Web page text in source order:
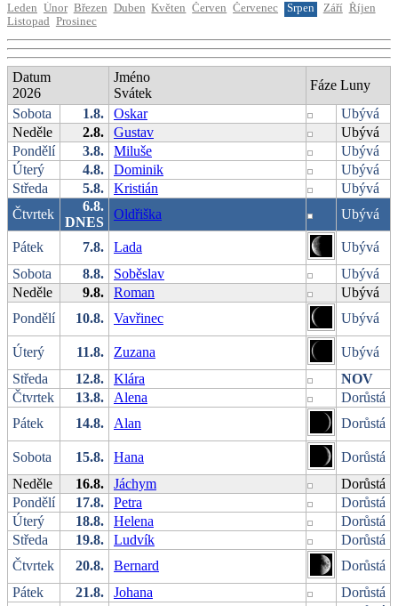
Leden Únor Březen Duben Květen Červen Červenec Srpen Září Říjen
Listopad Prosinec
Datum
2026
Jméno
Svátek
Fáze Luny
Sobota
1.8. Oskar
Ubývá
Neděle
2.8. Gustav
Ubývá
Pondělí
3.8. Miluše
Ubývá
Úterý
4.8. Dominik
Ubývá
Středa
5.8. Kristián
Ubývá
Čtvrtek
6.8.
DNES
Oldřiška Ubývá
Pátek 7.8. Lada
Ubývá
Sobota
8.8. Soběslav
Ubývá
Neděle
9.8. Roman
Ubývá
Pondělí
10.8. Vavřinec Ubývá
Úterý 11.8. Zuzana
Ubývá
Středa
12.8. Klára
NOV
Čtvrtek
13.8. Alena
Dorůstá
Pátek
14.8. Alan Dorůstá
Sobota 15.8. Hana
Dorůstá
Neděle
16.8. Jáchym
Dorůstá
Pondělí
17.8. Petra
Dorůstá
Úterý
18.8. Helena
Dorůstá
Středa
19.8. Ludvík
Dorůstá
Čtvrtek
20.8. Bernard
Dorůstá
Pátek
21.8. Johana
Dorůstá